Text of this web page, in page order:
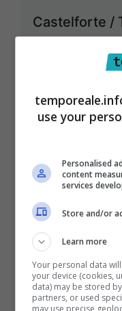
Castelforte /
impegnata
use your
Personalised
content
services
Store and/or
Learn more
Your personal data
your device (cookies,
data) may be stored
partners, or used
may use precise